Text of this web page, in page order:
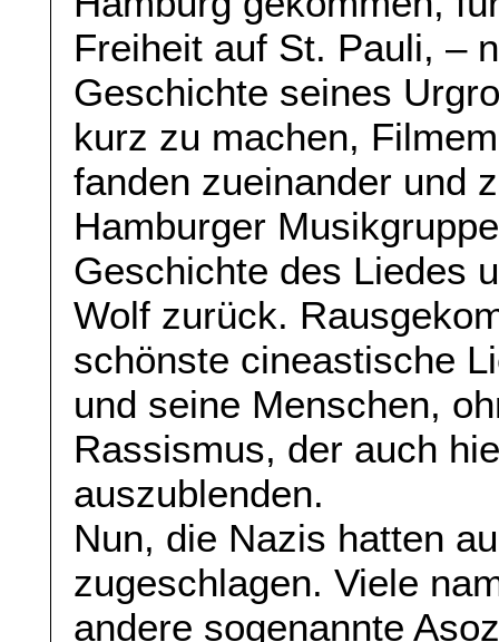
Freiheit auf St. Pauli, –
Geschichte seines
kurz zu machen,
fanden zueinander und
Hamburger
Geschichte des Liedes
Wolf zurück.
schönste cineastische
und seine Menschen,
Rassismus, der auch
auszublenden.
Nun, die Nazis hatten
zugeschlagen. Viele
andere sogenannte